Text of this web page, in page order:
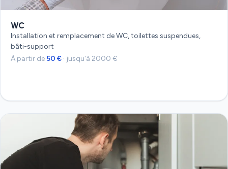
WC
Installation et remplacement de WC, toilettes suspendues,
bâti-support
À partir de 50 € · jusqu'à 2000 €